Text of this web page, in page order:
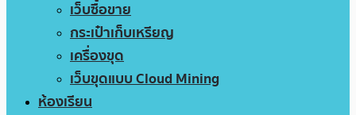
เว็บซื้อขาย
กระเป๋าเก็บเหรียญ
เครื่องขุด
เว็บขุดแบบ Cloud Mining
ห้องเรียน